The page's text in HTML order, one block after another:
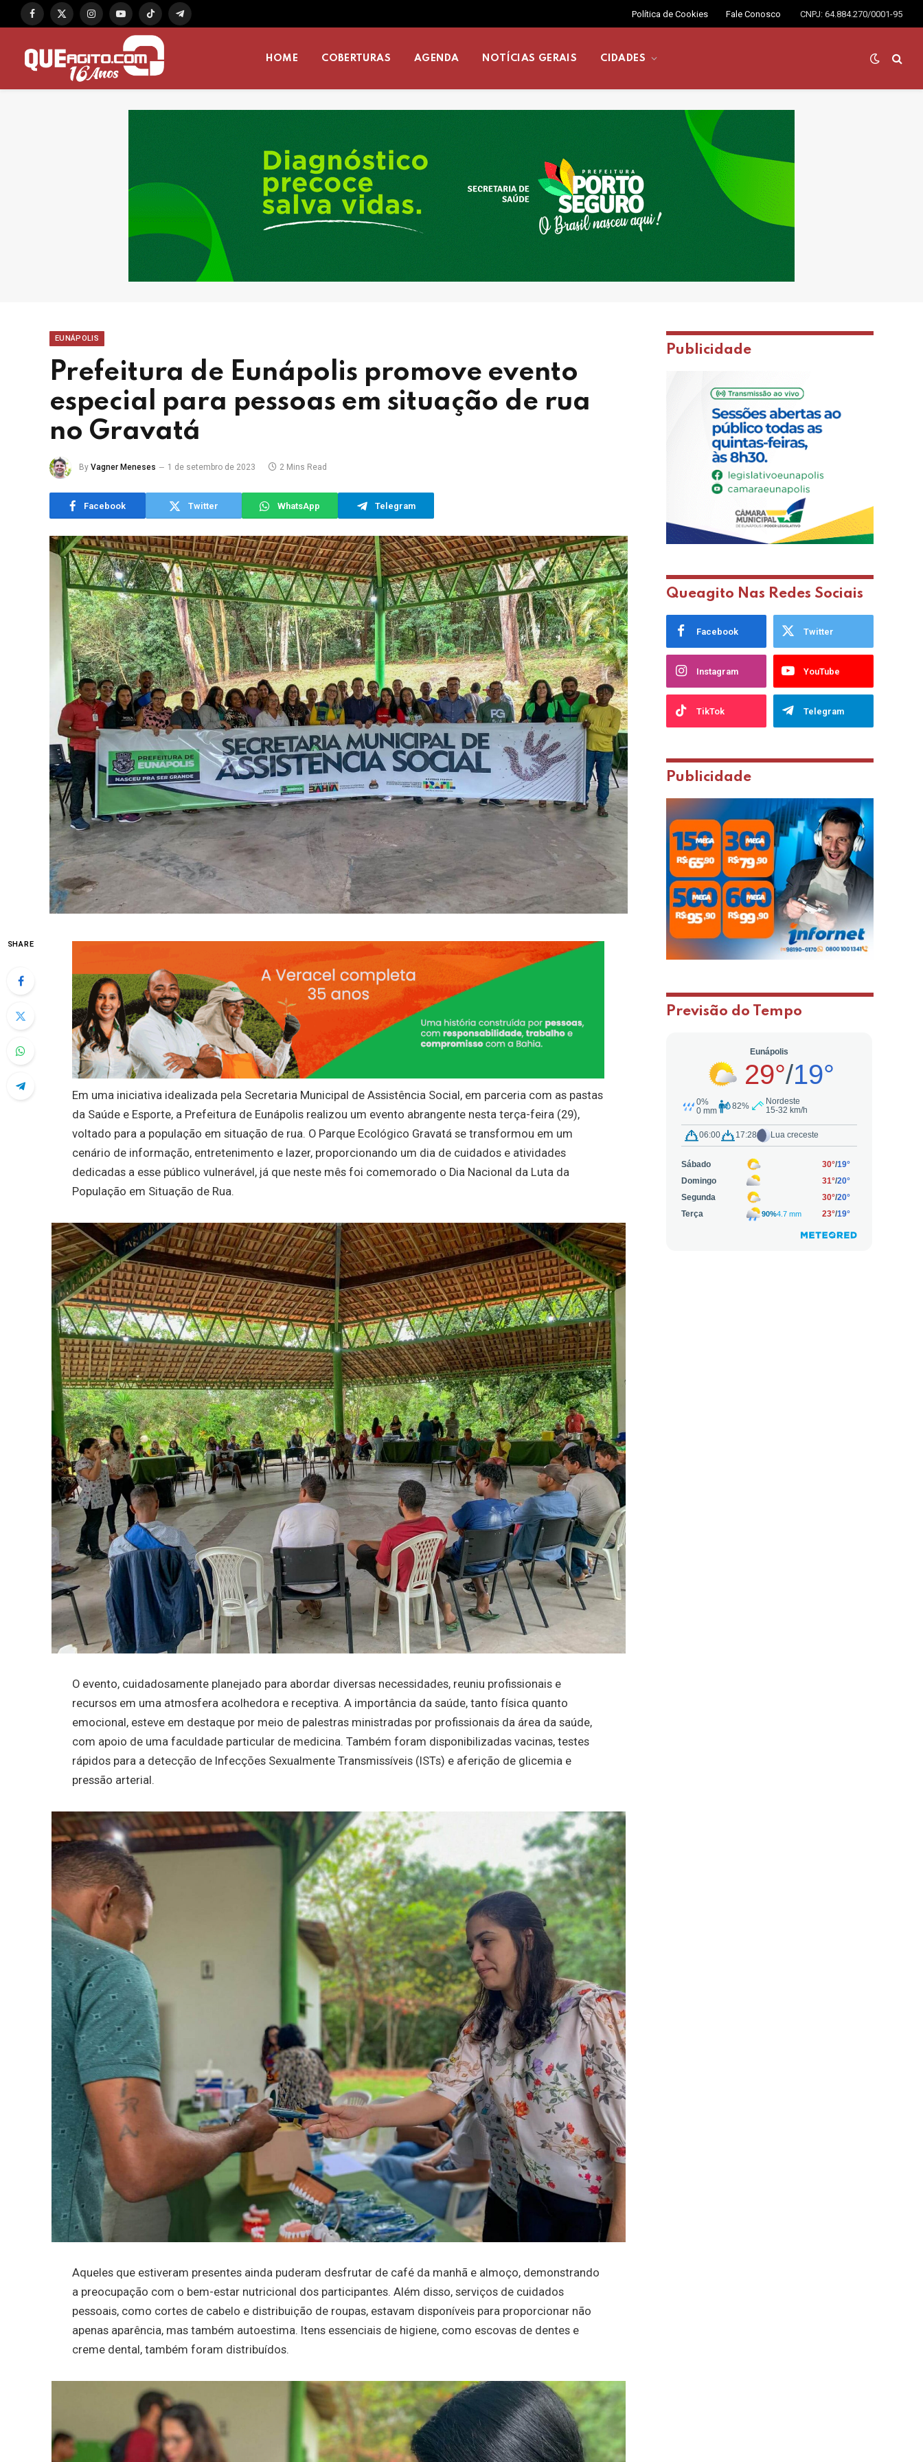
Facebook
X
InstagramYouTubeTikTok Telegram
Política de Cookies Fale Conosco CNPJ: 64.884.270/0001-95
HOME COBERTURAS AGENDA NOTÍCIAS GERAIS CIDADES
EUNÁPOLIS
Prefeitura de Eunápolis promove evento
especial para pessoas em situação de rua
no Gravatá
By Vagner Meneses 1 de setembro de 2023 2 Mins Read
Facebook Twitter WhatsApp Telegram
SHARE
Em uma iniciativa idealizada pela Secretaria Municipal de Assistência Social, em parceria com as pastas
da Saúde e Esporte, a Prefeitura de Eunápolis realizou um evento abrangente nesta terça-feira (29),
voltado para a população em situação de rua. O Parque Ecológico Gravatá se transformou em um
cenário de informação, entretenimento e lazer, proporcionando um dia de cuidados e atividades
dedicadas a esse público vulnerável, já que neste mês foi comemorado o Dia Nacional da Luta da
População em Situação de Rua.
O evento, cuidadosamente planejado para abordar diversas necessidades, reuniu profissionais e
recursos em uma atmosfera acolhedora e receptiva. A importância da saúde, tanto física quanto
emocional, esteve em destaque por meio de palestras ministradas por profissionais da área da saúde,
com apoio de uma faculdade particular de medicina. Também foram disponibilizadas vacinas, testes
rápidos para a detecção de Infecções Sexualmente Transmissíveis (ISTs) e aferição de glicemia e
pressão arterial.
Aqueles que estiveram presentes ainda puderam desfrutar de café da manhã e almoço, demonstrando
a preocupação com o bem-estar nutricional dos participantes. Além disso, serviços de cuidados
pessoais, como cortes de cabelo e distribuição de roupas, estavam disponíveis para proporcionar não
apenas aparência, mas também autoestima. Itens essenciais de higiene, como escovas de dentes e
creme dental, também foram distribuídos.
Publicidade
Queagito Nas Redes Sociais
Facebook Twitter
Instagram YouTube
TikTok Telegram
Publicidade
Previsão do Tempo